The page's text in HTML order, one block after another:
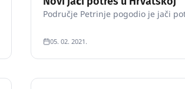
Područje Petrinje pogodio je jači
05. 02. 2021.